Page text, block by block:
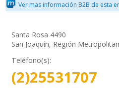
Ver mas información B2B de esta
Santa Rosa 4490
San Joaquín, Región
Teléfono(s):
(2)25531707